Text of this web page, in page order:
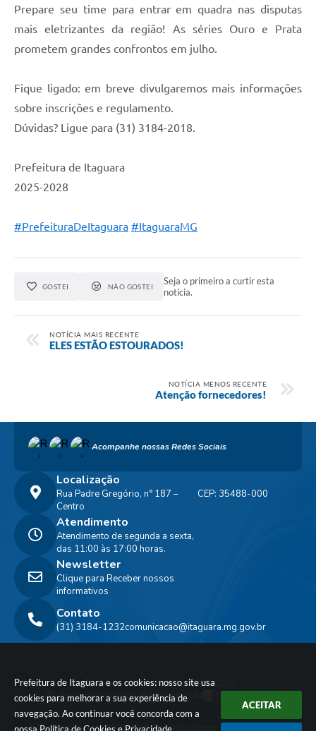
Prefeitura de Itaguara e os cookies: nosso site usa
cookies para melhorar a sua experiência de
navegação. Ao continuar você concorda com a
ACEITAR
Prepare seu time para entrar em quadra nas disputas
mais eletrizantes da região! As séries Ouro e Prata
prometem grandes confrontos em julho.
Fique ligado: em breve divulgaremos mais informações
sobre inscrições e regulamento.
Dúvidas? Ligue para (31) 3184-2018.
Prefeitura de Itaguara
2025-2028
#PrefeituraDeItaguara #ItaguaraMG
GOSTEI NÃO GOSTEI
Seja o primeiro a curtir esta
notícia.
NOTÍCIA MAIS RECENTE
ELES ESTÃO ESTOURADOS!
NOTÍCIA MENOS RECENTE
Atenção fornecedores!
Acompanhe nossas Redes Sociais
Localização
Rua Padre Gregório, n° 187 –
Centro
CEP: 35488-000
Contato
(31) 3184-1232comunicacao@itaguara.mg.gov.br
Atendimento
Atendimento de segunda a sexta,
das 11:00 às 17:00 horas.
Newsletter
Clique para Receber nossos
informativos
Versão do Sistema:3.5.3 - 19/06/2026
Portal atualizado em:06/08/2026 11:44 Dados Abertos
© Copyright Instar - 2006-2026. Todos os direitos